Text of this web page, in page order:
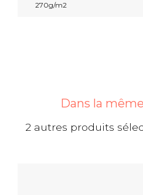
270g/m2
Dans la
2 autres produits